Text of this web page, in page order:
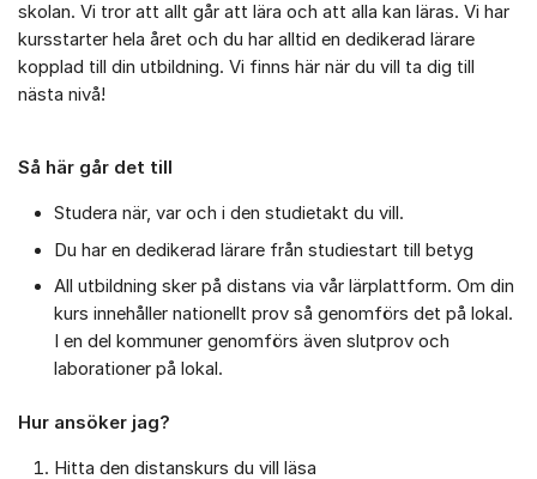
skolan. Vi tror att allt går att lära och att alla kan läras. Vi har
kursstarter hela året och du har alltid en dedikerad lärare
kopplad till din utbildning. Vi finns här när du vill ta dig till
nästa nivå!
Så här går det till
Studera när, var och i den studietakt du vill.
Du har en dedikerad lärare från studiestart till betyg
All utbildning sker på distans via vår lärplattform. Om din
kurs innehåller nationellt prov så genomförs det på lokal.
I en del kommuner genomförs även slutprov och
laborationer på lokal.
Hur ansöker jag?
Hitta den distanskurs du vill läsa